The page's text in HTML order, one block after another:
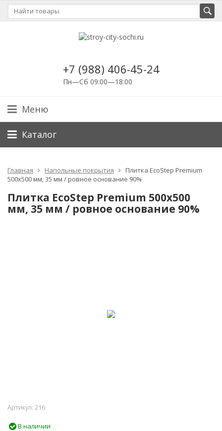
+7 (988) 406-45-24
Пн—Сб 09:00—18:00
Меню
Каталог
Главная Напольные покрытия
Плитка EcoStep Premium
500x500 мм, 35 мм / ровное основание 90%
Плитка EcoStep Premium 500x500
мм, 35 мм / ровное основание 90%
Артикул: 216
В наличии